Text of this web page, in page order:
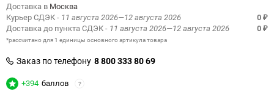
Доставка в Москва
Курьер СДЭК- 11 августа 2026—12 августа 2026 0 ₽
Доставка до пункта СДЭК- 11 августа 2026—12 августа 2026 0 ₽
*рассчитано для 1 единицы основного артикула товара
Заказ по телефону 8 800 333 80 69
+394 баллов ?